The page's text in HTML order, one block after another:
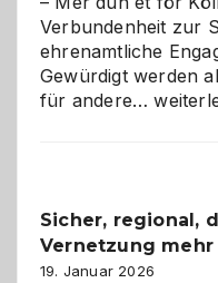
Verbundenheit zur
ehrenamtliche
Gewürdigt werden
für andere…Kölner
ein
Alaaf!
Sicher, regional,
Vernetzung
19. Januar 2026